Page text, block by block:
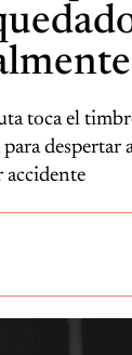
toca el
despertar
accidente